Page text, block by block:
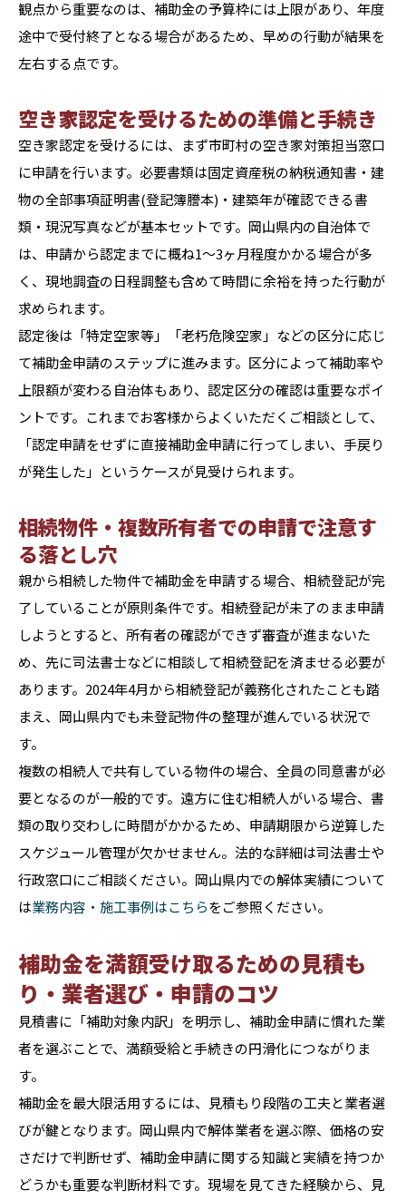
観点から重要なのは、補助金の予算枠には上限があり、年度
途中で受付終了となる場合があるため、早めの行動が結果を
左右する点です。
空き家認定を受けるための準備と手続き
空き家認定を受けるには、まず市町村の空き家対策担当窓口
に申請を行います。必要書類は固定資産税の納税通知書・建
物の全部事項証明書(登記簿謄本)・建築年が確認できる書
類・現況写真などが基本セットです。岡山県内の自治体で
は、申請から認定までに概ね1〜3ヶ月程度かかる場合が多
く、現地調査の日程調整も含めて時間に余裕を持った行動が
求められます。
認定後は「特定空家等」「老朽危険空家」などの区分に応じ
て補助金申請のステップに進みます。区分によって補助率や
上限額が変わる自治体もあり、認定区分の確認は重要なポイ
ントです。これまでお客様からよくいただくご相談として、
「認定申請をせずに直接補助金申請に行ってしまい、手戻り
が発生した」というケースが見受けられます。
相続物件・複数所有者での申請で注意す
る落とし穴
親から相続した物件で補助金を申請する場合、相続登記が完
了していることが原則条件です。相続登記が未了のまま申請
しようとすると、所有者の確認ができず審査が進まないた
め、先に司法書士などに相談して相続登記を済ませる必要が
あります。2024年4月から相続登記が義務化されたことも踏
まえ、岡山県内でも未登記物件の整理が進んでいる状況で
す。
複数の相続人で共有している物件の場合、全員の同意書が必
要となるのが一般的です。遠方に住む相続人がいる場合、書
類の取り交わしに時間がかかるため、申請期限から逆算した
スケジュール管理が欠かせません。法的な詳細は司法書士や
行政窓口にご相談ください。岡山県内での解体実績について
は業務内容・施工事例はこちらをご参照ください。
補助金を満額受け取るための見積も
り・業者選び・申請のコツ
見積書に「補助対象内訳」を明示し、補助金申請に慣れた業
者を選ぶことで、満額受給と手続きの円滑化につながりま
す。
補助金を最大限活用するには、見積もり段階の工夫と業者選
びが鍵となります。岡山県内で解体業者を選ぶ際、価格の安
さだけで判断せず、補助金申請に関する知識と実績を持つか
どうかも重要な判断材料です。現場を見てきた経験から、見